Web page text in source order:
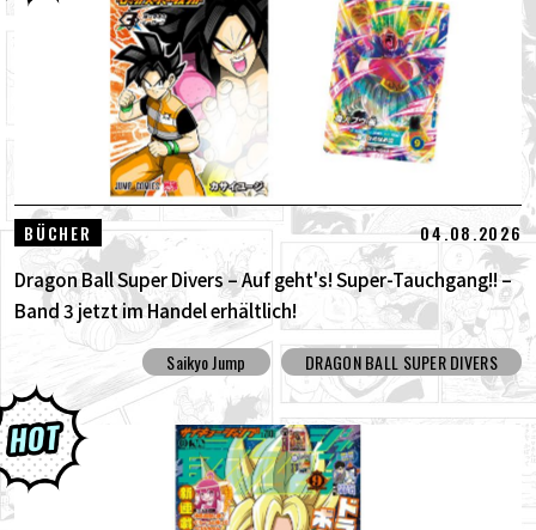
BÜCHER 04.08.2026
Dragon Ball Super Divers – Auf geht's! Super-Tauchgang!! –
Band 3 jetzt im Handel erhältlich!
Saikyo Jump DRAGON BALL SUPER DIVERS